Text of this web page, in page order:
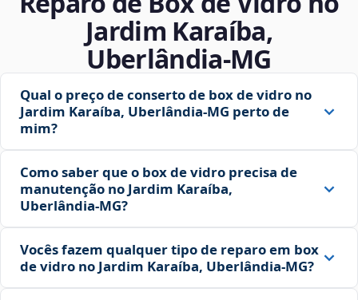
Jardim Karaíba,
Uberlândia‑MG
Qual o preço de conserto de box de vidro no
Jardim Karaíba, Uberlândia‑MG perto de
mim?
Como saber que o box de vidro precisa de
manutenção no Jardim Karaíba,
Uberlândia‑MG?
Vocês fazem qualquer tipo de reparo em box
de vidro no Jardim Karaíba, Uberlândia‑MG?